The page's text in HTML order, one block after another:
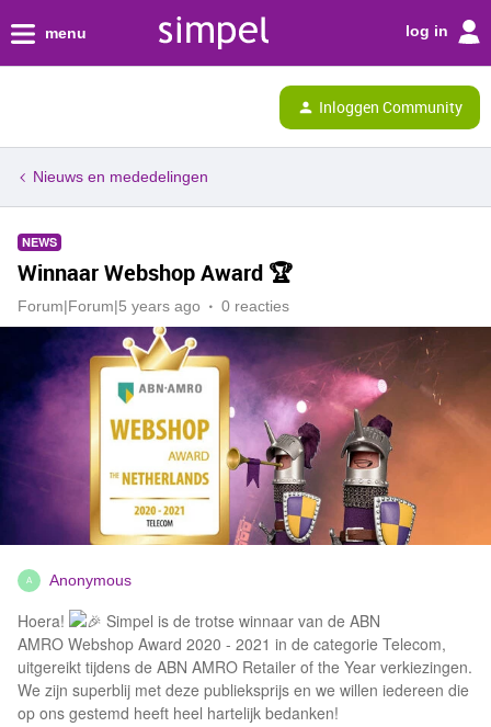
menu log in
Inloggen Community
Nieuws en mededelingen
NEWS
Winnaar Webshop Award 🏆
Forum|Forum|5 years ago 0 reacties
A Anonymous
Hoera!
Simpel is de trotse winnaar van de ABN
AMRO Webshop Award 2020 - 2021 in de categorie Telecom,
uitgereikt tijdens de ABN AMRO Retailer of the Year verkiezingen.
We zijn superblij met deze publieksprijs en we willen iedereen die
op ons gestemd heeft heel hartelijk bedanken!